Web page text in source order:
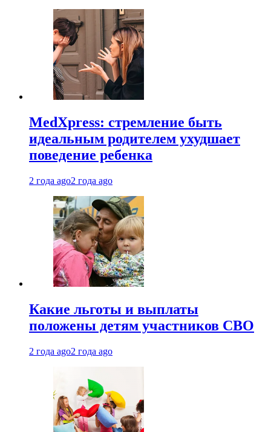
MedXpress: стремление быть
идеальным родителем ухудшает
поведение ребенка
2 года ago2 года ago
Какие льготы и выплаты
положены детям участников СВО
2 года ago2 года ago